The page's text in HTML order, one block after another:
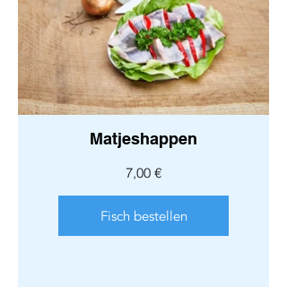
Matjeshappen
7,00 €
Fisch bestellen